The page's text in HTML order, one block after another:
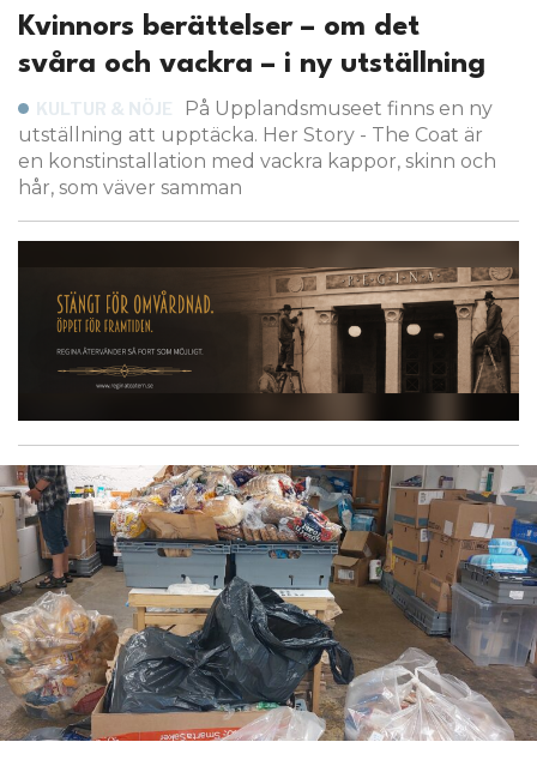
Kvinnors berättelser – om det
svåra och vackra – i ny utställning
KULTUR & NÖJE
På Upplandsmuseet finns en ny
utställning att upptäcka. Her Story - The Coat är
en konstinstallation med vackra kappor, skinn och
hår, som väver samman